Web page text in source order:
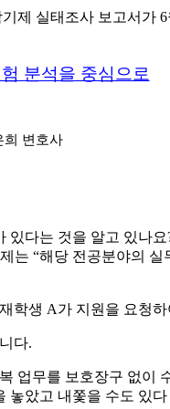
제 실태조사 보고서가
분석을 중심으로
희 변호사
다는 것을 알고 있나요
는 “해당 전공분야의
학생 A가 지원을 요청
다.
업무를 보호장구 없이
놓았고 내쫓을 수도 있